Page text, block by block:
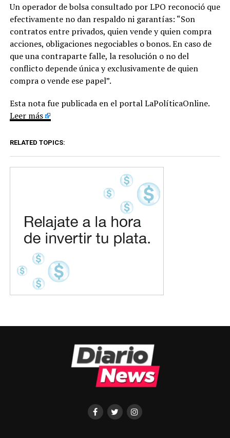
Un operador de bolsa consultado por LPO reconoció que
efectivamente no dan respaldo ni garantías: “Son
contratos entre privados, quien vende y quien compra
acciones, obligaciones negociables o bonos. En caso de
que una contraparte falle, la resolución o no del
conflicto depende única y exclusivamente de quien
compra o vende ese papel”.
Esta nota fue publicada en el portal LaPolíticaOnline.
Leer más
RELATED TOPICS: